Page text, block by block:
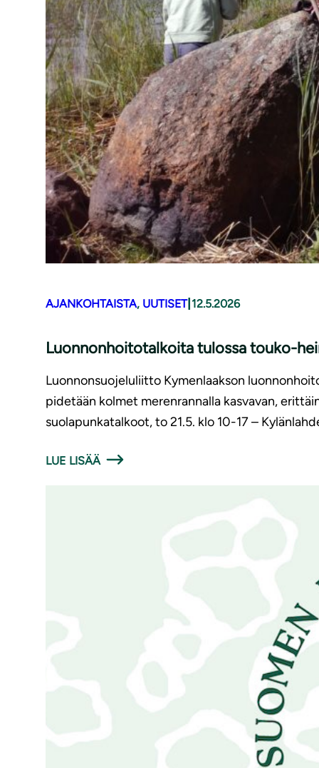
AJANKOHTAISTA, UUTISET| 12.5.2026
Luonnonhoitotalkoita tulossa touko-
Luonnonsuojeluliitto Kymenlaakson
pidetään kolmet merenrannalla kasvavan,
suolapunkatalkoot, to 21.5. klo 10-17 –
LUE LISÄÄ